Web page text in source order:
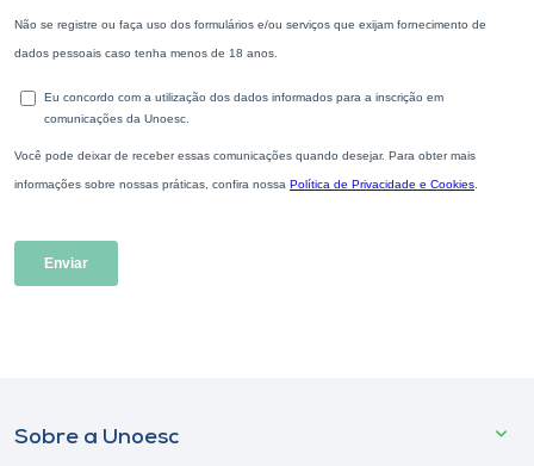
Sobre a Unoesc